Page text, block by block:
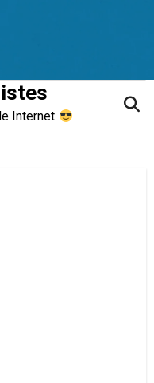
Internet